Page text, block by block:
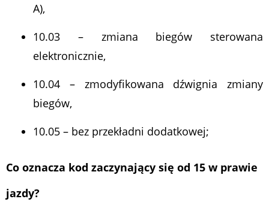
A),
10.03 – zmiana biegów sterowana
elektronicznie,
10.04 – zmodyfikowana dźwignia zmiany
biegów,
10.05 – bez przekładni dodatkowej;
Co oznacza kod zaczynający się od 15 w prawie
jazdy?